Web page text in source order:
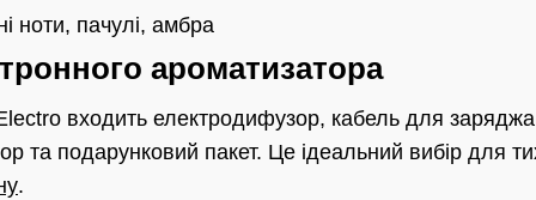
ноти, пачулі, амбра
ароматизатора
входить електродифузор, кабель для
та подарунковий пакет. Це ідеальний вибір для
.